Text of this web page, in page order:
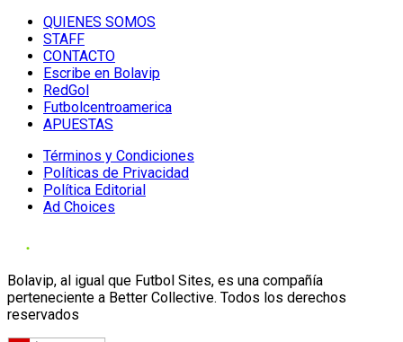
QUIENES SOMOS
STAFF
CONTACTO
Escribe en Bolavip
RedGol
Futbolcentroamerica
APUESTAS
Términos y Condiciones
Políticas de Privacidad
Política Editorial
Ad Choices
Bolavip, al igual que Futbol Sites, es una compañía
perteneciente a Better Collective. Todos los derechos
reservados